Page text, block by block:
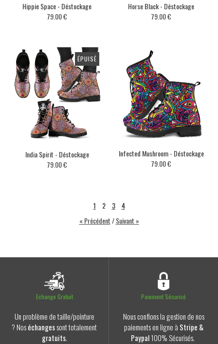
Hippie Space - Déstockage
79.00 €
Horse Black - Déstockage
79.00 €
ÉPUISÉ
India Spirit - Déstockage
79.00 €
Infected Mushroom - Déstockage
79.00 €
1 2 3
4
« Précédent/ Suivant »
Echange Gratuit
Un problème de taille/pointure
? Noséchangessont totalement
gratuits.
Paiement Sécurisé
Nous confions la gestion de nos
paiements en ligne à Stripe &
Paypal100% Sécurisés.